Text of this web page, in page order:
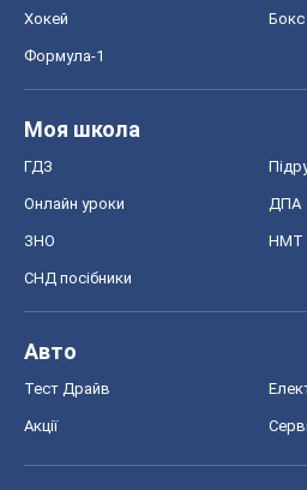
Хокей Бокс
Формула-1
Моя школа
ГДЗ
Онлайн уроки ДПА
ЗНО НМТ
СНД посібники
Авто
Тест Драйв
Акції